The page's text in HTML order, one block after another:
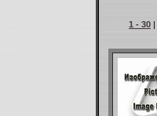
1 - 30 |